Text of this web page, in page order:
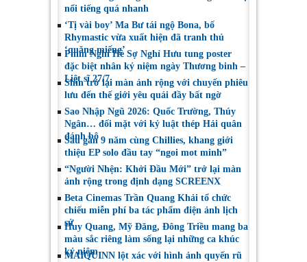
nổi tiếng quá nhanh
‘Tị vài boy’ Ma Bư tái ngộ Bona, bố
Rhymastic vừa xuất hiện đã tranh thủ
‘quăng miếng’
Phim Nghỉ Hè Sợ Nghỉ Hưu tung poster
đặc biệt nhân kỷ niệm ngày Thương binh –
Liệt sĩ 27/7
Shin trở lại màn ảnh rộng với chuyến phiêu
lưu đến thế giới yêu quái đầy bất ngờ
Sao Nhập Ngũ 2026: Quốc Trường, Thúy
Ngân… đối mặt với kỷ luật thép Hải quân
đánh bộ
Sau gần 9 năm cùng Chillies, khang giới
thiệu EP solo đầu tay “ngoi mot minh”
“Người Nhện: Khởi Đầu Mới” trở lại màn
ảnh rộng trong định dạng SCREENX
Beta Cinemas Trần Quang Khải tổ chức
chiếu miễn phí ba tác phẩm điện ảnh lịch
sử
Huy Quang, Mỹ Đăng, Đông Triều mang ba
màu sắc riêng làm sống lại những ca khúc
kỷ niệm
MAIQUINN lột xác với hình ảnh quyến rũ